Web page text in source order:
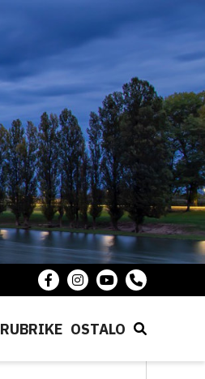
RUBRIKE OSTALO